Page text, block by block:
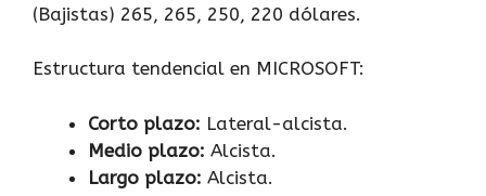
(Bajistas) 265, 265, 250, 220 dólares.
Estructura tendencial en MICROSOFT:
Corto plazo: Lateral-alcista.
Medio plazo: Alcista.
Largo plazo: Alcista.